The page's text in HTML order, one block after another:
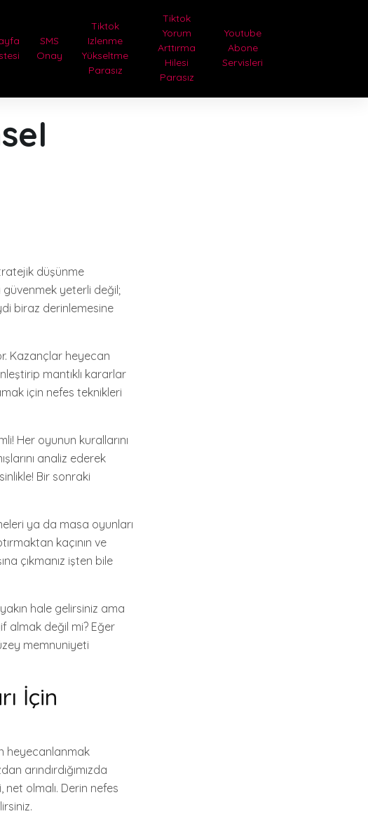
SMS
Onay
Tiktok
Izlenme
Yükseltme
Parasız
Tiktok
Yorum
Arttırma
Hilesi
Parasız
Youtube
Abone
Servisleri
düşünme
güvenmek yeterli değil;
biraz derinlemesine
Kazançlar heyecan
mantıklı kararlar
için nefes teknikleri
Her oyunun kurallarını
analiz ederek
Bir sonraki
ya da masa oyunları
kaçının ve
çıkmanız işten bile
hale gelirsiniz ama
almak değil mi? Eğer
memnuniyeti
İçin
heyecanlanmak
arındırdığımızda
olmalı. Derin nefes